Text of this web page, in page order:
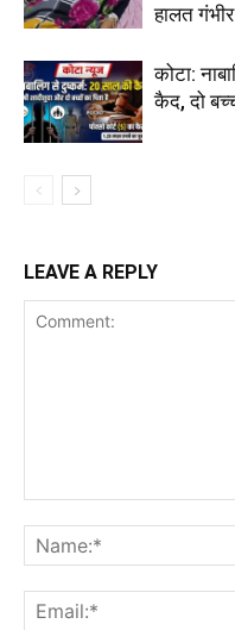
हालत गंभीर
कोटा:
कैद, दो
LEAVE A REPLY